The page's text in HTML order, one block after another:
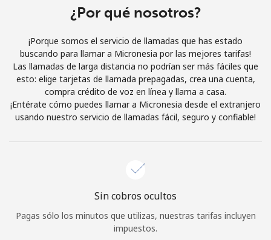
estosTérminos y condiciones.
Únete
¿Por qué nosotros?
¡Porque somos el servicio de llamadas que has estado
buscando para llamar a Micronesia por las mejores tarifas!
Las llamadas de larga distancia no podrían ser más fáciles que
esto: elige tarjetas de llamada prepagadas, crea una cuenta,
compra crédito de voz en línea y llama a casa.
¡Entérate cómo puedes llamar a Micronesia desde el extranjero
usando nuestro servicio de llamadas fácil, seguro y confiable!
Sin cobros ocultos
Pagas sólo los minutos que utilizas, nuestras tarifas incluyen
impuestos.